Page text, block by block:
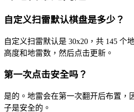
自定义扫雷默认棋盘是多少？
自定义扫雷默认是 30x20，共 145 个
高度和地雷数，然后点击更新。
第一次点击安全吗？
是的。地雷会在第一次翻开后布置，
子是安全的。